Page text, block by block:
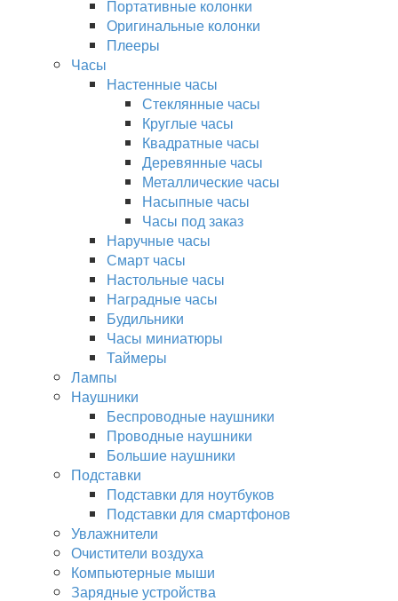
Портативные колонки
Оригинальные колонки
Плееры
Часы
Настенные часы
Стеклянные часы
Круглые часы
Квадратные часы
Деревянные часы
Металлические часы
Насыпные часы
Часы под заказ
Наручные часы
Смарт часы
Настольные часы
Наградные часы
Будильники
Часы миниатюры
Таймеры
Лампы
Наушники
Беспроводные наушники
Проводные наушники
Большие наушники
Подставки
Подставки для ноутбуков
Подставки для смартфонов
Увлажнители
Очистители воздуха
Компьютерные мыши
Зарядные устройства